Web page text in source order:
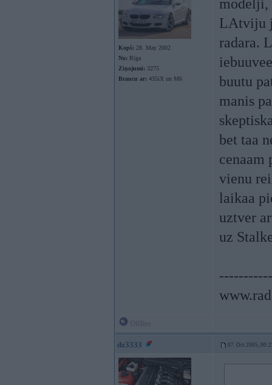
Kopš: 28. May 2002
No: Rīga
Ziņojumi: 3275
Braucu ar: 435iX un M6
modelji,
LAtviju
radara.
buutu
manis
bet taa
cenaam
vienu
laikaa
uztver
uz
dz3333 07. Oct 2005,